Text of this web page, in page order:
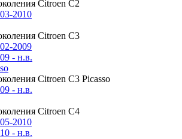
Citroen C2
2010
Citroen C3
2009
- н.в.
Citroen C3 Picasso
- н.в.
Citroen C4
2010
- н.в.